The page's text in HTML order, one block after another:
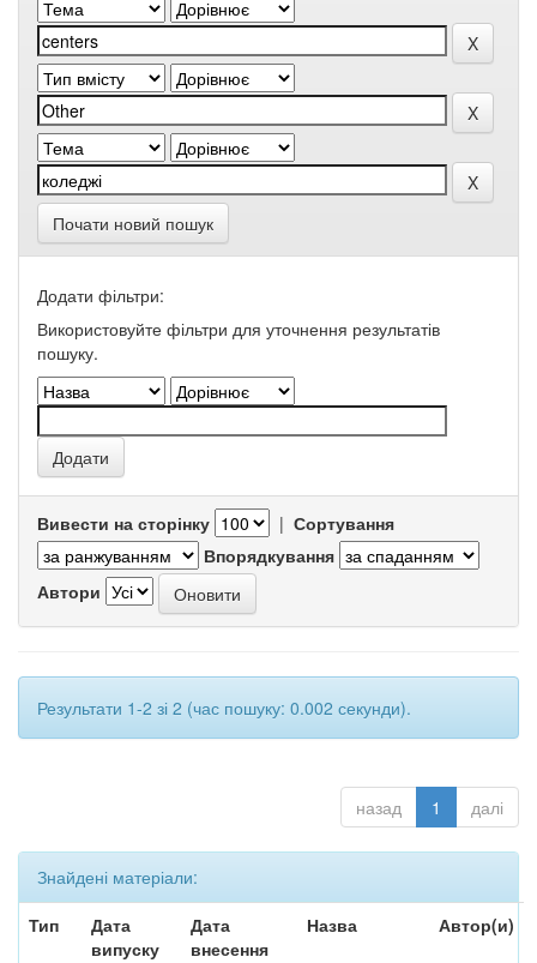
Почати новий пошук
Додати фільтри:
Використовуйте фільтри для уточнення результатів
пошуку.
Вивести на сторінку | Сортування
Впорядкування
Автори
Результати 1-2 зі 2 (час пошуку: 0.002 секунди).
назад 1 далі
Знайдені матеріали:
Тип
Дата
випуску
Дата
внесення
Назва Автор(и)